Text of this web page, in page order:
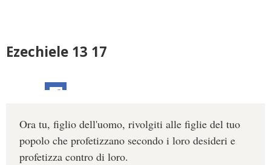
Ezechiele 13 17
Ora tu, figlio dell'uomo, rivolgiti alle figlie del tuo
popolo che profetizzano secondo i loro desideri e
profetizza contro di loro.